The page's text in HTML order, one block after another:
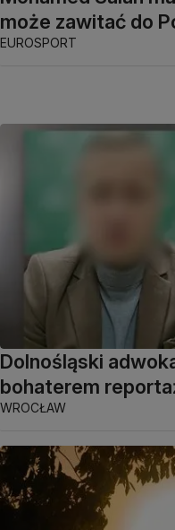
może zawitać do
EUROSPORT
Dolnośląski
bohaterem
WROCŁAW